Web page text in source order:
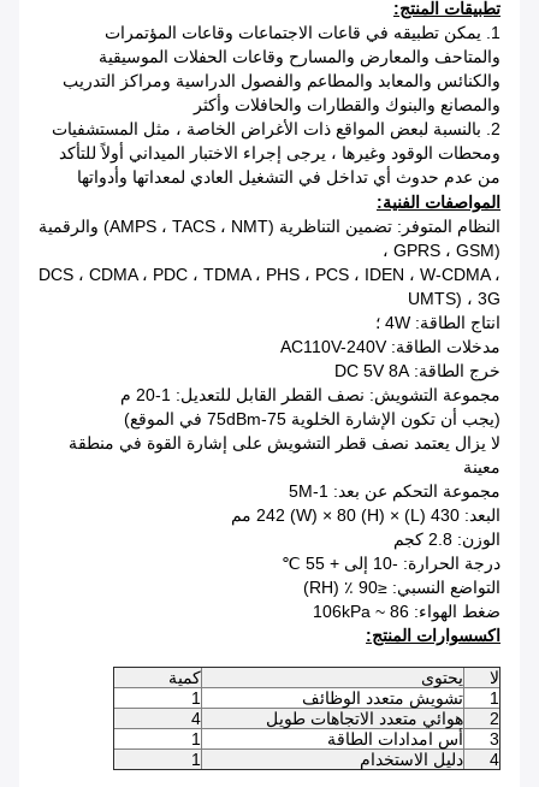
تطبيقات المنتج:
1. يمكن تطبيقه في قاعات الاجتماعات وقاعات المؤتمرات
والمتاحف والمعارض والمسارح وقاعات الحفلات الموسيقية
والكنائس والمعابد والمطاعم والفصول الدراسية ومراكز التدريب
والمصانع والبنوك والقطارات والحافلات وأكثر
2. بالنسبة لبعض المواقع ذات الأغراض الخاصة ، مثل المستشفيات
ومحطات الوقود وغيرها ، يرجى إجراء الاختبار الميداني أولاً للتأكد
من عدم حدوث أي تداخل في التشغيل العادي لمعداتها وأدواتها
المواصفات الفنية:
النظام المتوفر: تضمين التناظرية (AMPS ، TACS ، NMT) والرقمية
(GPRS ، GSM ،
DCS ، CDMA ، PDC ، TDMA ، PHS ، PCS ، IDEN ، W-CDMA ،
UMTS) ، 3G
انتاج الطاقة: 4W ؛
مدخلات الطاقة: AC110V-240V
خرج الطاقة: DC 5V 8A
مجموعة التشويش: نصف القطر القابل للتعديل: 1-20 م
(يجب أن تكون الإشارة الخلوية 75-75dBm في الموقع)
لا يزال يعتمد نصف قطر التشويش على إشارة القوة في منطقة
معينة
مجموعة التحكم عن بعد: 1-5M
البعد: 430 (L) × 242 (W) × 80 (H) مم
الوزن: 2.8 كجم
درجة الحرارة: -10 إلى + 55 ℃
التواضع النسبي: ≤90 ٪ (RH)
ضغط الهواء: 86 ~ 106kPa
اكسسوارات المنتج:
لا يحتوى
كمية
1
تشويش متعدد الوظائف
1
2
هوائي متعدد الاتجاهات طويل
4
3
أس امدادات الطاقة
1
4
دليل الاستخدام 1